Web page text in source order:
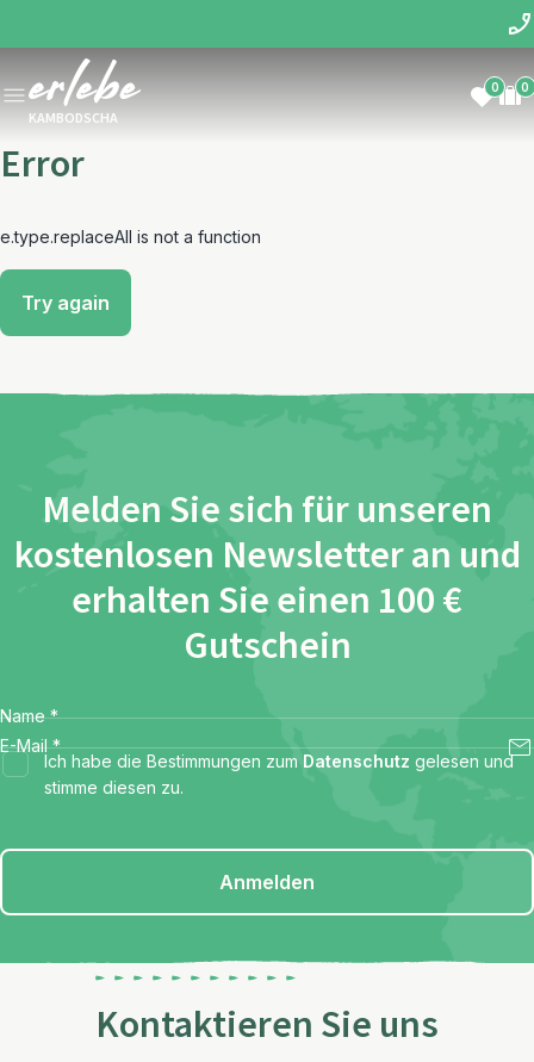
KAMBODSCHA
0 0
Error
e.type.replaceAll is not a function
Try again
Melden Sie sich für unseren
kostenlosen Newsletter an und
erhalten Sie einen 100 €
Gutschein
Name *
E-Mail *
Ich habe die Bestimmungen zum Datenschutz gelesen und
stimme diesen zu.
Anmelden
Kontaktieren Sie uns